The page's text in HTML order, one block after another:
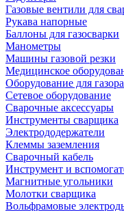
Газовые вентили для
Рукава напорные
Баллоны для газосварки
Манометры
Машины газовой резки
Медицинское
Оборудование для
Сетевое оборудование
Сварочные аксессуары
Инструменты сварщика
Электрододержатели
Клеммы заземления
Сварочный кабель
Инструмент и
Магнитные угольники
Молотки сварщика
Вольфрамовые